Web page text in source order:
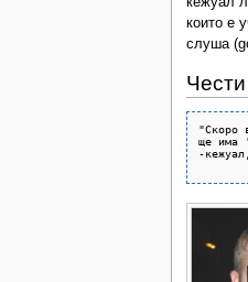
които е
слуша
"Скоро
ще има
-